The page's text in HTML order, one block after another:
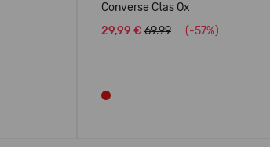
Converse Ctas Ox
29,99 € 69.99 (-57%)